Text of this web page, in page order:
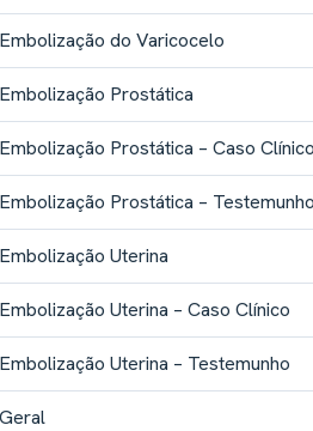
Embolização do Varicocelo
Embolização Prostática
Embolização Prostática – Caso Clínico
Embolização Prostática – Testemunho
Embolização Uterina
Embolização Uterina – Caso Clínico
Embolização Uterina – Testemunho
Geral